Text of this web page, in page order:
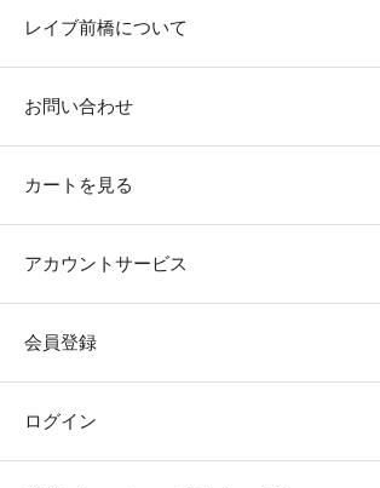
レイブ前橋について
お問い合わせ
カートを見る
アカウントサービス
会員登録
ログイン